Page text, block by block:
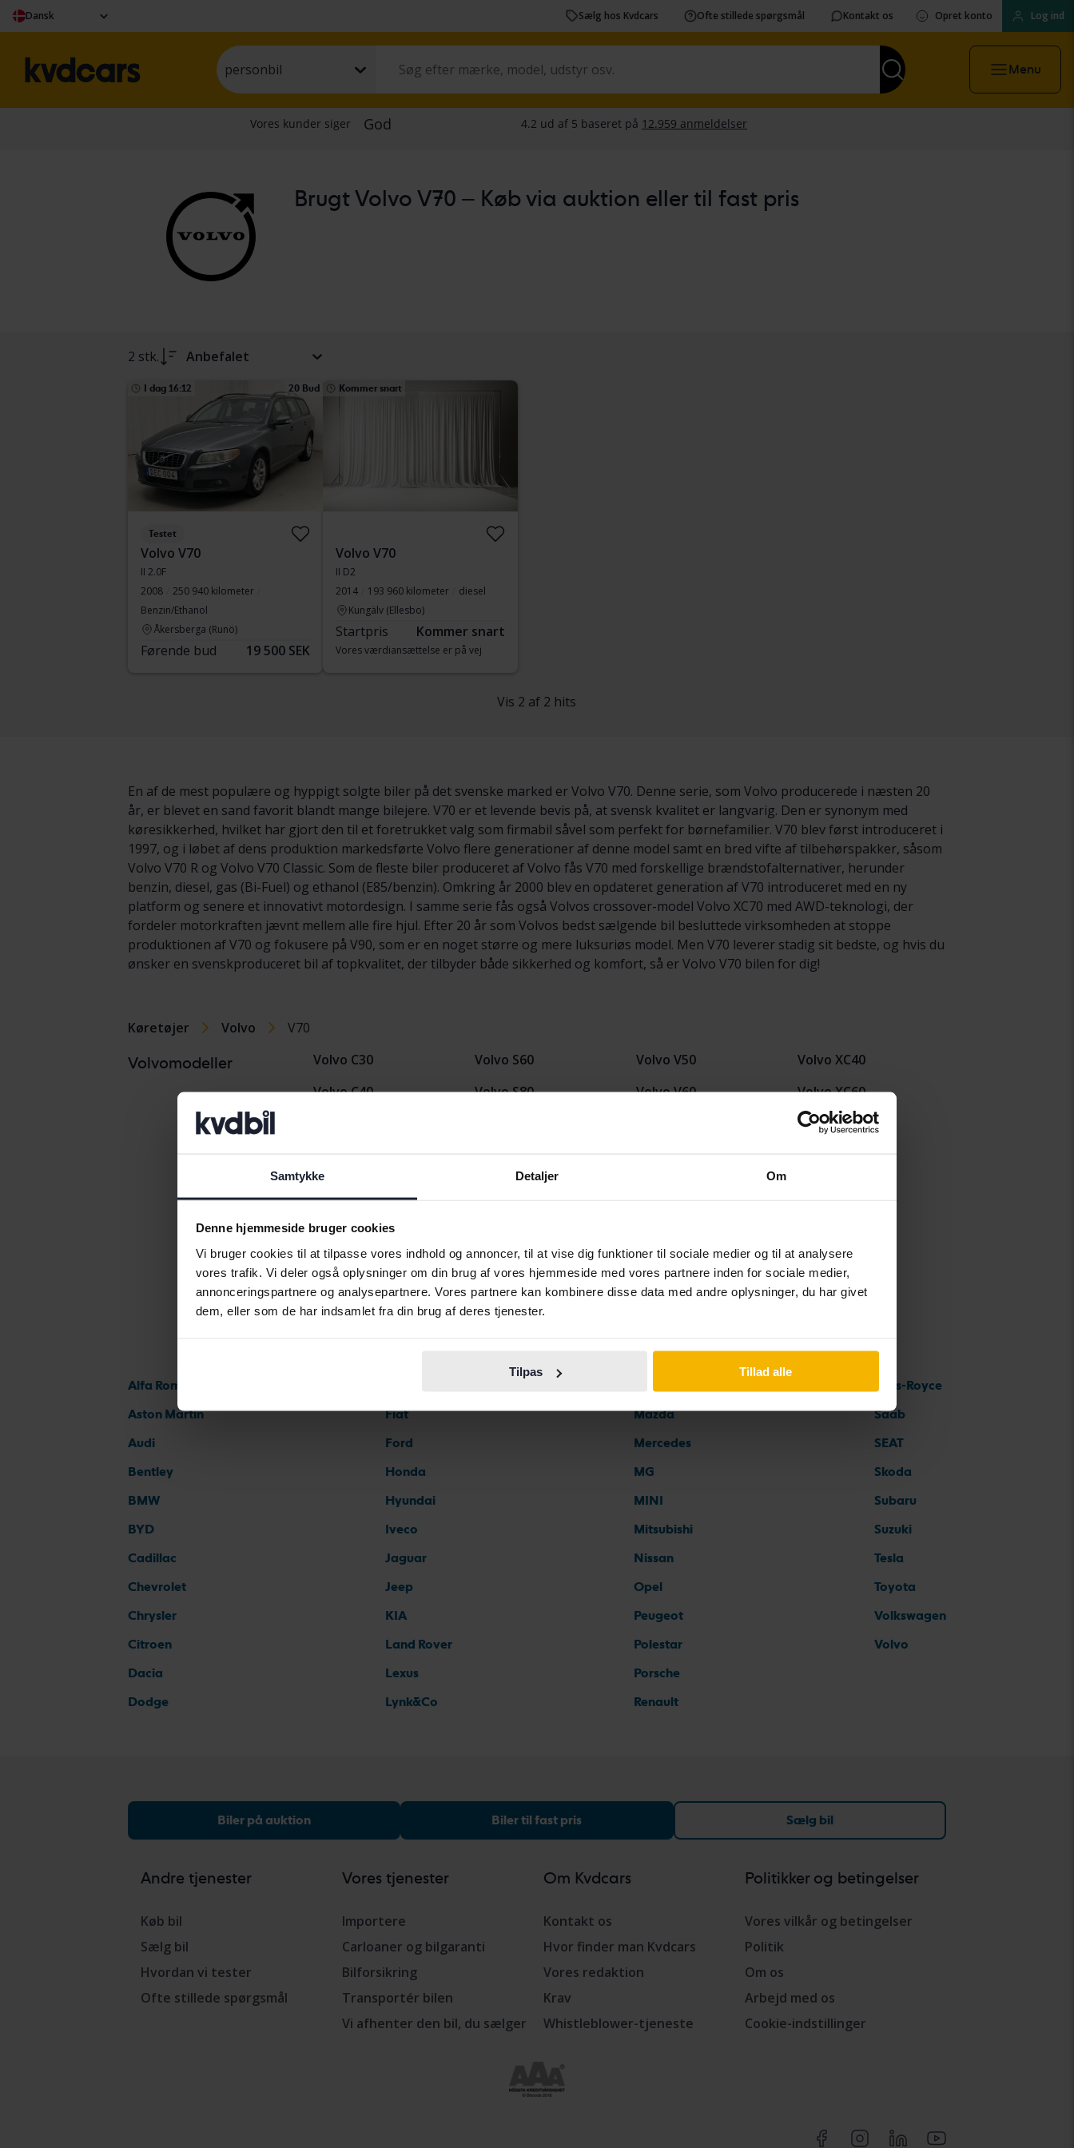
Samtykke Detaljer Om
Denne hjemmeside bruger cookies
Vi bruger cookies til at tilpasse vores indhold og annoncer, til at vise dig funktioner til sociale medier og til at analysere
vores trafik. Vi deler også oplysninger om din brug af vores hjemmeside med vores partnere inden for sociale medier,
annonceringspartnere og analysepartnere. Vores partnere kan kombinere disse data med andre oplysninger, du har givet
dem, eller som de har indsamlet fra din brug af deres tjenester.
Tilpas Tillad alle
Dansk Sælg hos Kvdcars Ofte stillede spørgsmål Kontakt os Opret konto Log ind
personbil Menu
Brugt Volvo V70 – Køb via auktion eller til fast pris
2 stk. Anbefalet
I dag 16:12 20 Bud
Testet
Volvo V70
II 2.0F
2008
250 940 kilometer
Benzin/Ethanol
Åkersberga (Runö)
Førende bud 19 500 SEK
Kommer snart
Volvo V70
II D2
2014
193 960 kilometer
diesel
Kungälv (Ellesbo)
Startpris Kommer snart
Vores værdiansættelse er på vej
Vis 2 af 2 hits
En af de mest populære og hyppigt solgte biler på det svenske marked er Volvo V70. Denne serie, som Volvo producerede i næsten 20
år, er blevet en sand favorit blandt mange bilejere. V70 er et levende bevis på, at svensk kvalitet er langvarig. Den er synonym med
køresikkerhed, hvilket har gjort den til et foretrukket valg som firmabil såvel som perfekt for børnefamilier. V70 blev først introduceret i
1997, og i løbet af dens produktion markedsførte Volvo flere generationer af denne model samt en bred vifte af tilbehørspakker, såsom
Volvo V70 R og Volvo V70 Classic. Som de fleste biler produceret af Volvo fås V70 med forskellige brændstofalternativer, herunder
benzin, diesel, gas (Bi-Fuel) og ethanol (E85/benzin). Omkring år 2000 blev en opdateret generation af V70 introduceret med en ny
platform og senere et innovativt motordesign. I samme serie fås også Volvos crossover-model Volvo XC70 med AWD-teknologi, der
fordeler motorkraften jævnt mellem alle fire hjul. Efter 20 år som Volvos bedst sælgende bil besluttede virksomheden at stoppe
produktionen af V70 og fokusere på V90, som er en noget større og mere luksuriøs model. Men V70 leverer stadig sit bedste, og hvis du
ønsker en svenskproduceret bil af topkvalitet, der tilbyder både sikkerhed og komfort, så er Volvo V70 bilen for dig!
Køretøjer Volvo V70
Volvomodeller
Volvo C30
Volvo C40
Volvo S60
Volvo S80
Volvo V50
Volvo V60
Volvo XC40
Volvo XC60
Volvo XC70
Alfa Romeo
Aston Martin
Audi
Bentley
BMW
BYD
Cadillac
Chevrolet
Chrysler
Citroen
Dacia
Dodge
Fiat
Ford
Honda
Hyundai
Iveco
Jaguar
Jeep
KIA
Land Rover
Lexus
Lynk&Co
Maserati
Mazda
Mercedes
MG
MINI
Mitsubishi
Nissan
Opel
Peugeot
Polestar
Porsche
Renault
Rolls-Royce
Saab
SEAT
Skoda
Subaru
Suzuki
Tesla
Toyota
Volkswagen
Volvo
Biler på auktion Biler til fast pris Sælg bil
Andre tjenester
Køb bil
Sælg bil
Hvordan vi tester
Ofte stillede spørgsmål
Vores tjenester
Importere
Carloaner og bilgaranti
Bilforsikring
Transportér bilen
Vi afhenter den bil, du sælger
Om Kvdcars
Kontakt os
Hvor finder man Kvdcars
Vores redaktion
Krav
Whistleblower-tjeneste
Politikker og betingelser
Vores vilkår og betingelser
Politik
Om os
Arbejd med os
Cookie-indstillinger